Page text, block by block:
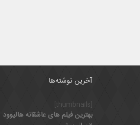
آخرین نوشته‌ها
بهترین فیلم های عاشقانه هالیوود